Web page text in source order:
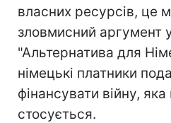
власних ресурсів, це
зловмисний аргумент
"Альтернатива для
німецькі платники
фінансувати війну, яка
стосується.